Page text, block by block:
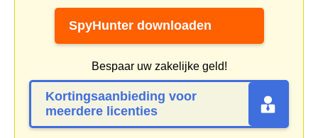
SpyHunter downloaden
Bespaar uw zakelijke geld!
Kortingsaanbieding voor
meerdere licenties